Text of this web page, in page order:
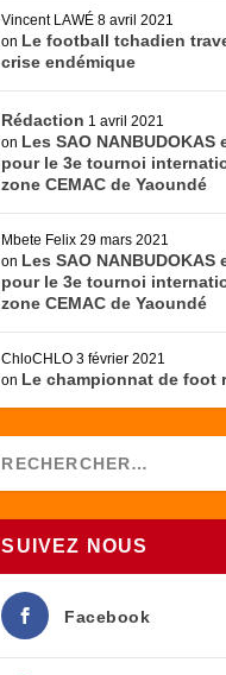
Vincent LAWÉ 8 avril 2021
on Le football tchadien
crise endémique
Rédaction 1 avril 2021
on Les SAO NANBUDOKAS
pour le 3e tournoi
zone CEMAC de Yaoundé
Mbete Felix 29 mars 2021
on Les SAO NANBUDOKAS
pour le 3e tournoi
zone CEMAC de Yaoundé
ChloCHLO 3 février 2021
on Le championnat de foot
SUIVEZ NOUS
Facebook